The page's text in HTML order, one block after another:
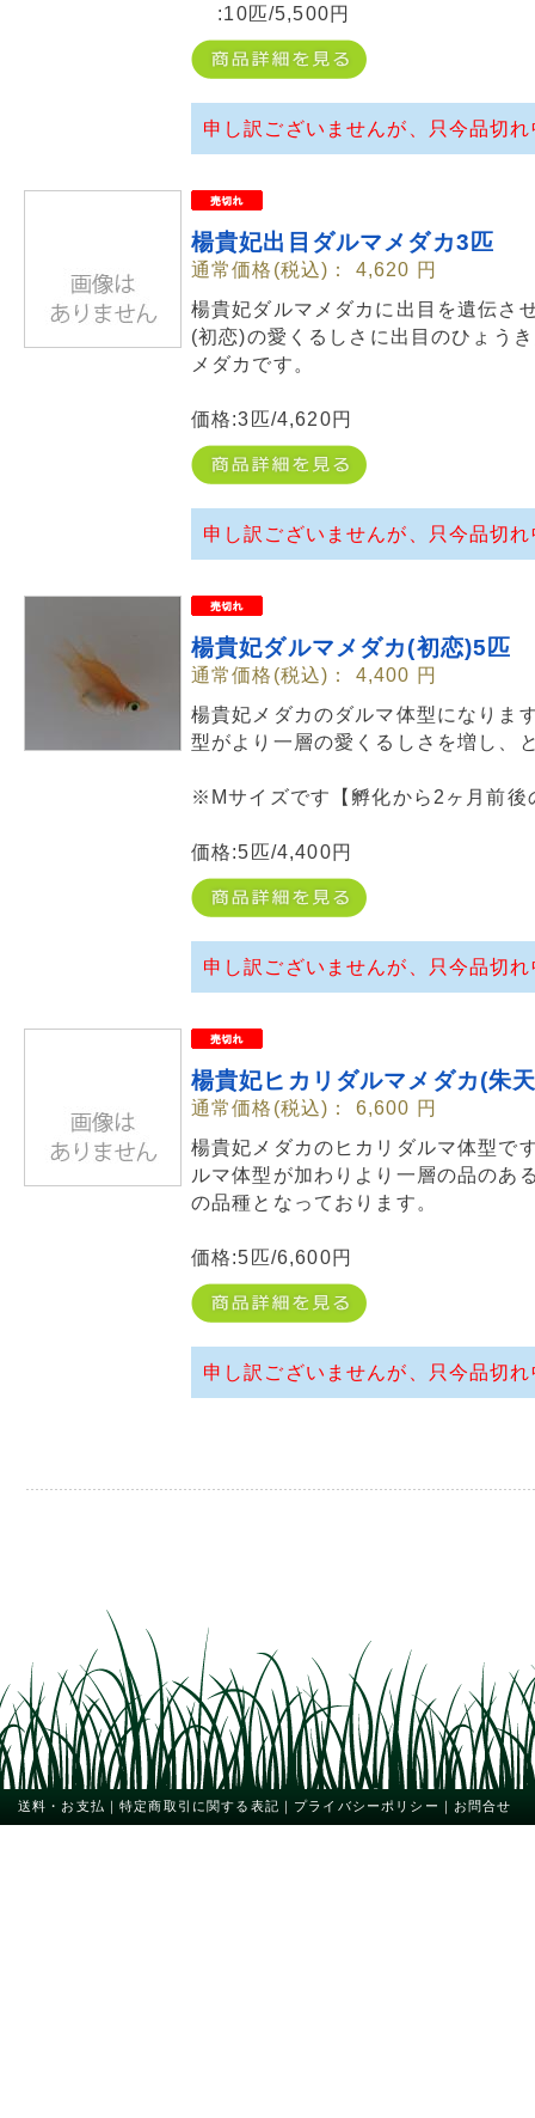
:10匹/5,500円
申し訳ございませんが、只今品切
楊貴妃出目ダルマメダカ3匹
通常価格(税込)： 4,620 円
楊貴妃ダルマメダカに出目を遺伝さ
(初恋)の愛くるしさに出目のひょう
メダカです。
価格:3匹/4,620円
申し訳ございませんが、只今品切
楊貴妃ダルマメダカ(初恋)5匹
通常価格(税込)： 4,400 円
楊貴妃メダカのダルマ体型になりま
型がより一層の愛くるしさを増し、
※Mサイズです【孵化から2ヶ月前後
価格:5匹/4,400円
申し訳ございませんが、只今品切
楊貴妃ヒカリダルマメダカ(朱
通常価格(税込)： 6,600 円
楊貴妃メダカのヒカリダルマ体型で
ルマ体型が加わりより一層の品のあ
の品種となっております。
価格:5匹/6,600円
申し訳ございませんが、只今品切
送料・お支払 ｜特定商取引に関する表記 ｜ プライバシーポリシー ｜ お問合せ